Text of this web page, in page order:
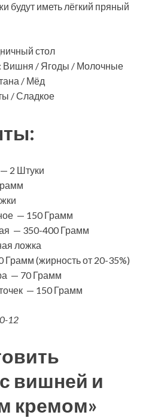
будут иметь лёгкий пряный
стол
Вишня / Ягоды / Молочные
/ Мёд
/ Сладкое
2 Штуки
— 150 Грамм
— 350-400 Грамм
ложка
(жирность от 20-35%)
— 70 Грамм
— 150 Грамм
12
вишней и
кремом»